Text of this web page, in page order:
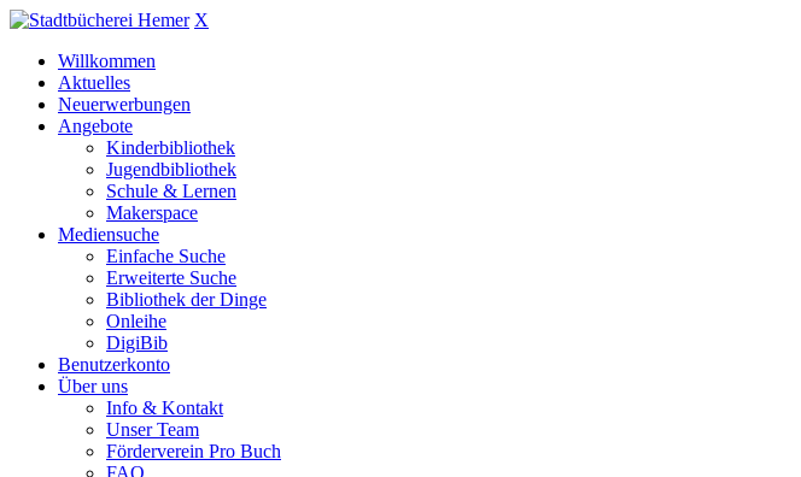
X
Willkommen
Aktuelles
Neuerwerbungen
Angebote
Kinderbibliothek
Jugendbibliothek
Schule & Lernen
Makerspace
Mediensuche
Einfache Suche
Erweiterte Suche
Bibliothek der Dinge
Onleihe
DigiBib
Benutzerkonto
Über uns
Info & Kontakt
Unser Team
Förderverein Pro Buch
FAQ